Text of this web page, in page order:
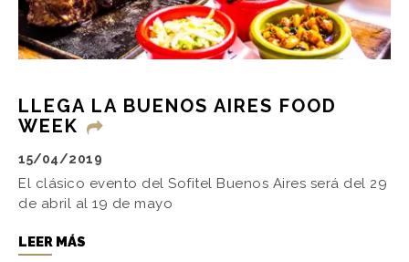
LLEGA LA BUENOS AIRES FOOD
WEEK
15/04/2019
El clásico evento del Sofitel Buenos Aires será del 29
de abril al 19 de mayo
LEER MÁS